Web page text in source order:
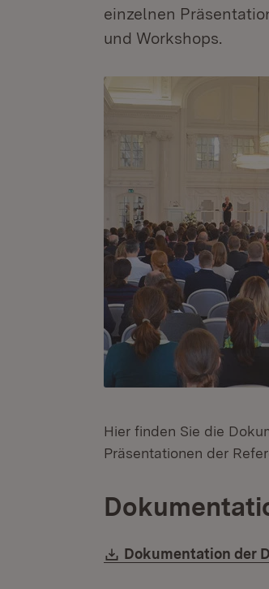
einzelnen
und Workshops.
Hier finden Sie die
Präsentationen der
Download:
Dokumentation der